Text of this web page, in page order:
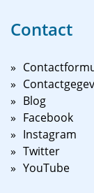
Contact
Blog
Facebook
Instagram
Twitter
YouTube